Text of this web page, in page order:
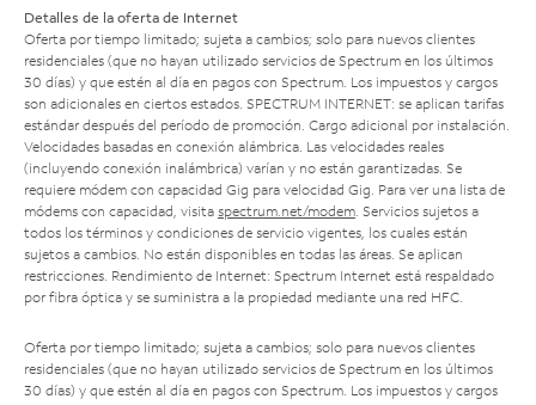
Detalles de la oferta de Internet
Oferta por tiempo limitado; sujeta a cambios; solo para nuevos clientes
residenciales (que no hayan utilizado servicios de Spectrum en los últimos
30 días) y que estén al día en pagos con Spectrum. Los impuestos y cargos
son adicionales en ciertos estados. SPECTRUM INTERNET: se aplican tarifas
estándar después del período de promoción. Cargo adicional por instalación.
Velocidades basadas en conexión alámbrica. Las velocidades reales
(incluyendo conexión inalámbrica) varían y no están garantizadas. Se
requiere módem con capacidad Gig para velocidad Gig. Para ver una lista de
módems con capacidad, visita spectrum.net/modem . Servicios sujetos a
todos los términos y condiciones de servicio vigentes, los cuales están
sujetos a cambios. No están disponibles en todas las áreas. Se aplican
restricciones. Rendimiento de Internet: Spectrum Internet está respaldado
por fibra óptica y se suministra a la propiedad mediante una red HFC.
Oferta por tiempo limitado; sujeta a cambios; solo para nuevos clientes
residenciales (que no hayan utilizado servicios de Spectrum en los últimos
30 días) y que estén al día en pagos con Spectrum. Los impuestos y cargos